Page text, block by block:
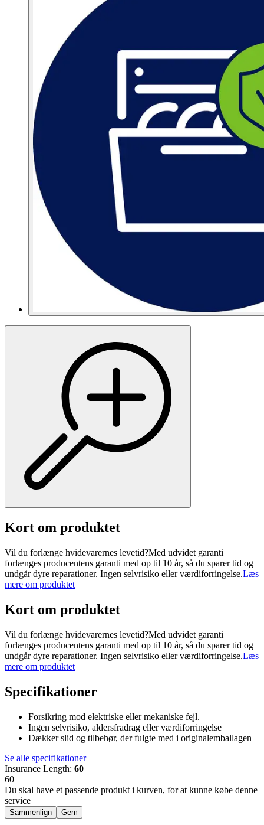
Kort om produktet
Vil du forlænge hvidevarernes levetid?Med udvidet garanti
forlænges producentens garanti med op til 10 år, så du sparer tid og
undgår dyre reparationer. Ingen selvrisiko eller værdiforringelse.Læs
mere om produktet
Kort om produktet
Vil du forlænge hvidevarernes levetid?Med udvidet garanti
forlænges producentens garanti med op til 10 år, så du sparer tid og
undgår dyre reparationer. Ingen selvrisiko eller værdiforringelse.Læs
mere om produktet
Specifikationer
Forsikring mod elektriske eller mekaniske fejl.
Ingen selvrisiko, aldersfradrag eller værdiforringelse
Dækker slid og tilbehør, der fulgte med i originalemballagen
Se alle specifikationer
Insurance Length: 60
60
Du skal have et passende produkt i kurven, for at kunne købe denne
service
Sammenlign Gem